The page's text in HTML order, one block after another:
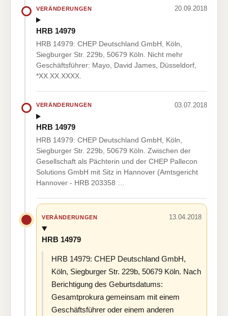
VERÄNDERUNGEN 20.09.2018
HRB 14979
HRB 14979: CHEP Deutschland GmbH, Köln,
Siegburger Str. 229b, 50679 Köln. Nicht mehr
Geschäftsführer: Mayo, David James, Düsseldorf,
*XX.XX.XXXX.
VERÄNDERUNGEN 03.07.2018
HRB 14979
HRB 14979: CHEP Deutschland GmbH, Köln,
Siegburger Str. 229b, 50679 Köln. Zwischen der
Gesellschaft als Pächterin und der CHEP Pallecon
Solutions GmbH mit Sitz in Hannover (Amtsgericht
Hannover - HRB 203358 …
VERÄNDERUNGEN 13.04.2018
HRB 14979
HRB 14979: CHEP Deutschland GmbH,
Köln, Siegburger Str. 229b, 50679 Köln. Nach
Berichtigung des Geburtsdatums:
Gesamtprokura gemeinsam mit einem
Geschäftsführer oder einem anderen